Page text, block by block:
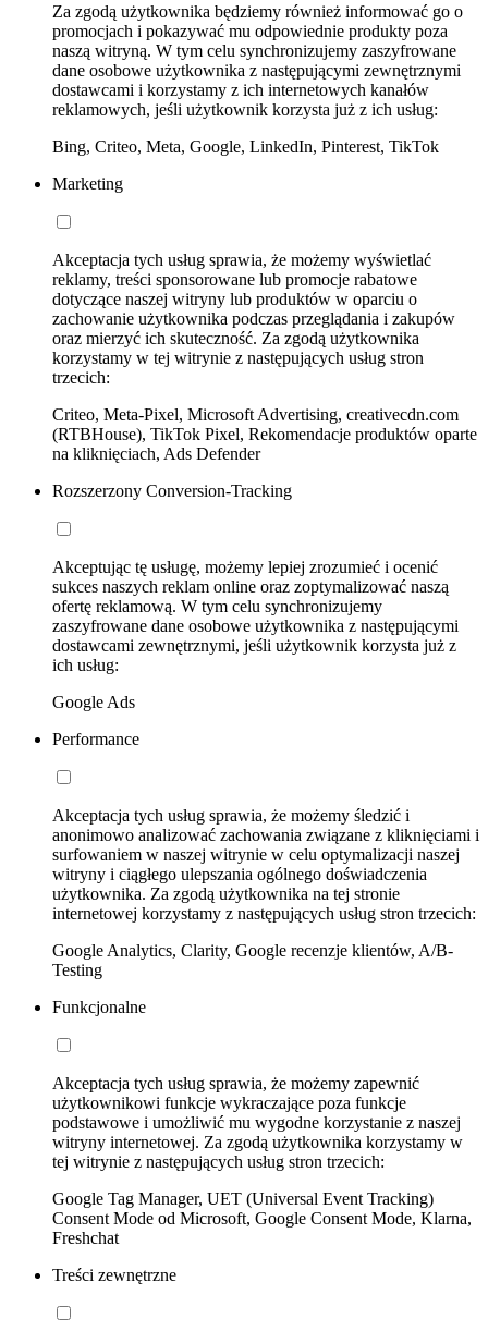
Za zgodą użytkownika będziemy również informować go o
promocjach i pokazywać mu odpowiednie produkty poza
naszą witryną. W tym celu synchronizujemy zaszyfrowane
dane osobowe użytkownika z następującymi zewnętrznymi
dostawcami i korzystamy z ich internetowych kanałów
reklamowych, jeśli użytkownik korzysta już z ich usług:
Bing, Criteo, Meta, Google, LinkedIn, Pinterest, TikTok
Marketing
Akceptacja tych usług sprawia, że możemy wyświetlać
reklamy, treści sponsorowane lub promocje rabatowe
dotyczące naszej witryny lub produktów w oparciu o
zachowanie użytkownika podczas przeglądania i zakupów
oraz mierzyć ich skuteczność. Za zgodą użytkownika
korzystamy w tej witrynie z następujących usług stron
trzecich:
Criteo, Meta-Pixel, Microsoft Advertising, creativecdn.com
(RTBHouse), TikTok Pixel, Rekomendacje produktów oparte
na kliknięciach, Ads Defender
Rozszerzony Conversion-Tracking
Akceptując tę usługę, możemy lepiej zrozumieć i ocenić
sukces naszych reklam online oraz zoptymalizować naszą
ofertę reklamową. W tym celu synchronizujemy
zaszyfrowane dane osobowe użytkownika z następującymi
dostawcami zewnętrznymi, jeśli użytkownik korzysta już z
ich usług:
Google Ads
Performance
Akceptacja tych usług sprawia, że możemy śledzić i
anonimowo analizować zachowania związane z kliknięciami i
surfowaniem w naszej witrynie w celu optymalizacji naszej
witryny i ciągłego ulepszania ogólnego doświadczenia
użytkownika. Za zgodą użytkownika na tej stronie
internetowej korzystamy z następujących usług stron trzecich:
Google Analytics, Clarity, Google recenzje klientów, A/B-
Testing
Funkcjonalne
Akceptacja tych usług sprawia, że możemy zapewnić
użytkownikowi funkcje wykraczające poza funkcje
podstawowe i umożliwić mu wygodne korzystanie z naszej
witryny internetowej. Za zgodą użytkownika korzystamy w
tej witrynie z następujących usług stron trzecich:
Google Tag Manager, UET (Universal Event Tracking)
Consent Mode od Microsoft, Google Consent Mode, Klarna,
Freshchat
Treści zewnętrzne